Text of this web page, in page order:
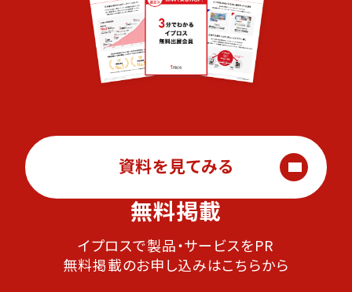
資料を見てみる
無料掲載
イプロスで製品・サービスをPR
無料掲載のお申し込みはこちらから